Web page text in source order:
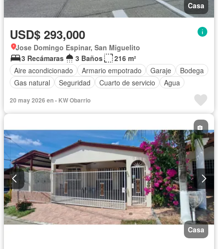
Casa
USD$ 293,000
Jose Domingo Espinar, San Miguelito
3 Recámaras
3 Baños
216 m²
Aire acondicionado
Armario empotrado Garaje
Bodega
Gas natural
Seguridad Cuarto de servicio Agua
20 may 2026 en - KW Obarrio
Casa